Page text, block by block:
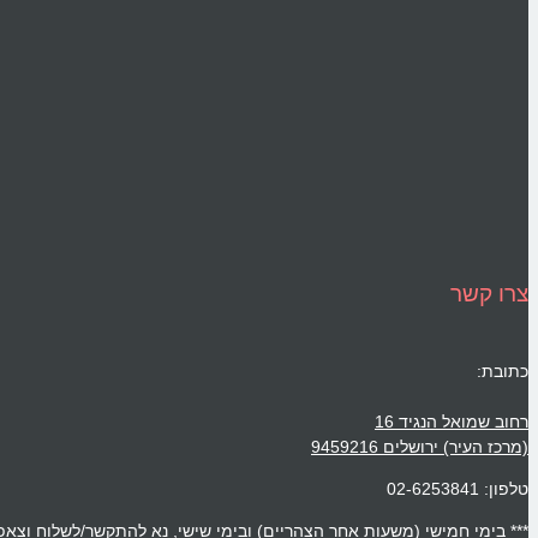
צרו קשר
כתובת:
רחוב שמואל הנגיד 16
(מרכז העיר) ירושלים 9459216
טלפון: 02-6253841
*** בימי חמישי (משעות אחר הצהריים) ובימי שישי, נא להתקשר/לשלוח